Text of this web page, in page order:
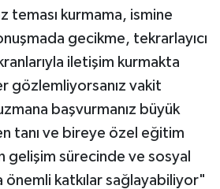
teması kurmama, ismine
gecikme, tekrarlayıcı
iletişim kurmakta
gözlemliyorsanız vakit
başvurmanız büyük
tanı ve bireye özel eğitim
gelişim sürecinde ve sosyal
önemli katkılar sağlayabiliyor"